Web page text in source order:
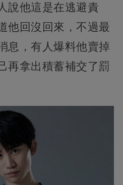
說他這是在逃避責
他回沒回來，不過最
息，有人爆料他賣掉
再拿出積蓄補交了罰